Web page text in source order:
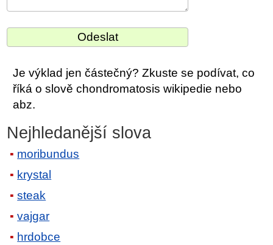
Je výklad jen částečný? Zkuste se podívat, co
říká o slově chondromatosis wikipedie nebo
abz.
Nejhledanější slova
moribundus
krystal
steak
vajgar
hrdobce